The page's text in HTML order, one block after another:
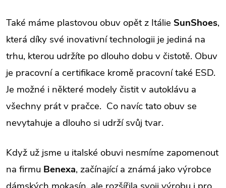
Také máme plastovou obuv opět z Itálie SunShoes,
která díky své inovativní technologii je jediná na
trhu, kterou udržíte po dlouho dobu v čistotě. Obuv
je pracovní a certifikace kromě pracovní také ESD.
Je možné i některé modely čistit v autoklávu a
všechny prát v pračce. Co navíc tato obuv se
nevytahuje a dlouho si udrží svůj tvar.
Když už jsme u italské obuvi nesmíme zapomenout
na firmu Benexa, začínající a známá jako výrobce